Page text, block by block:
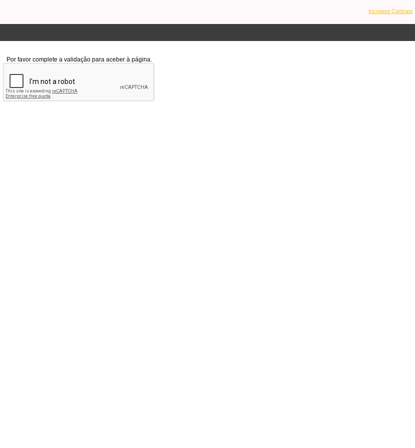
Increase Contrast
Por favor complete a validação para aceber à página.